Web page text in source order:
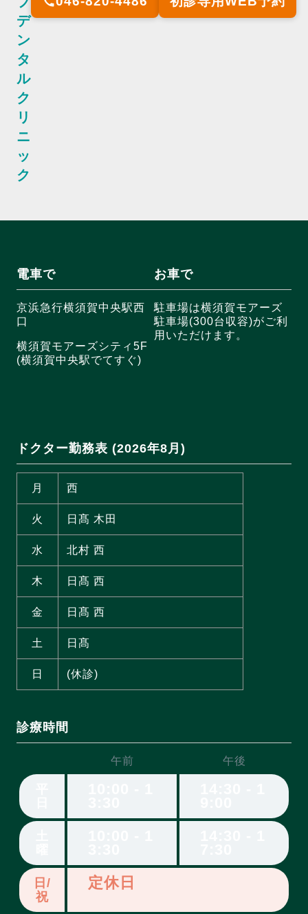
デ
ン
タ
ル
ク
リ
ニ
ッ
ク
電車で
京浜急行横須賀中央駅西
口
横須賀モアーズシティ5F
(横須賀中央駅でてすぐ)
お車で
駐車場は横須賀モアーズ
駐車場(300台収容)がご利
用いただけます。
ドクター勤務表 (2026年8月)
月 西
火 日髙 木田
水 北村 西
木 日髙 西
金 日髙 西
土 日髙
日 (休診)
診療時間
午前 午後
日/
祝
定休日